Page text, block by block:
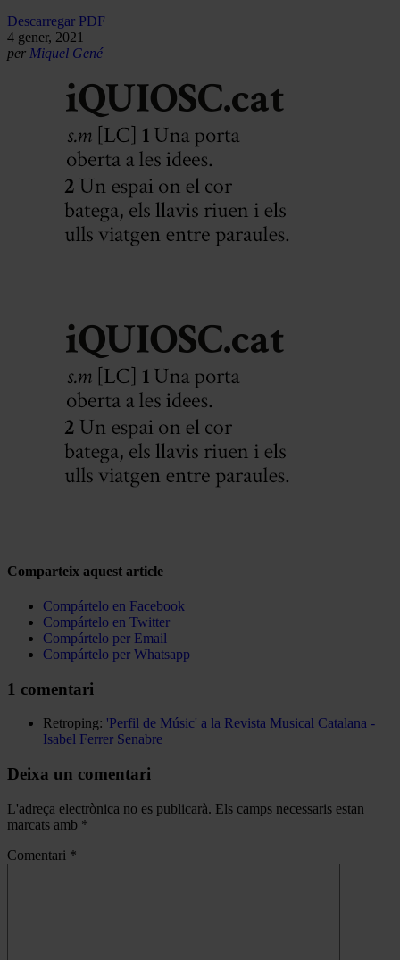
Descarregar PDF
4 gener, 2021
per Miquel Gené
Comparteix aquest article
Compártelo en Facebook
Compártelo en Twitter
Compártelo per Email
Compártelo per Whatsapp
1 comentari
Retroping: 'Perfil de Músic' a la Revista Musical Catalana -
Isabel Ferrer Senabre
Deixa un comentari
L'adreça electrònica no es publicarà. Els camps necessaris estan
marcats amb *
Comentari *